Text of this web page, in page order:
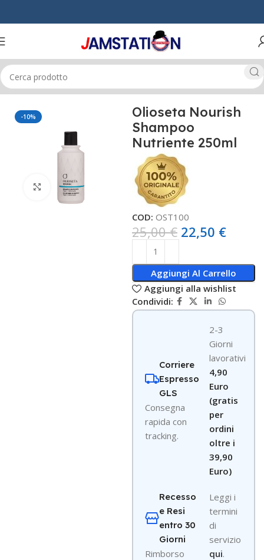
Home CAPELLI SHAMPOO
-10%
Click to enlarge
Olioseta Nourish
Shampoo
Nutriente 250ml
COD: OST100
25,00€ 22,50 €
Aggiungi Al Carrello
Aggiungi alla wishlist
Condividi:
Corriere
Espresso
GLS
Consegna
rapida con
tracking.
2-3
Giorni
lavorativi
4,90
Euro
(gratis
per
ordini
oltre i
39,90
Euro)
Recesso
e Resi
entro 30
Giorni
Rimborso
Leggi i
termini
di
servizio
qui.